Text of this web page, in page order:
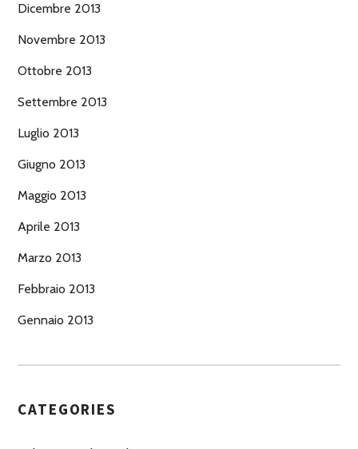
Dicembre 2013
Novembre 2013
Ottobre 2013
Settembre 2013
Luglio 2013
Giugno 2013
Maggio 2013
Aprile 2013
Marzo 2013
Febbraio 2013
Gennaio 2013
CATEGORIES